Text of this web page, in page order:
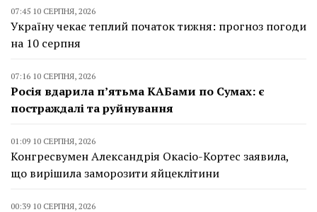
07:45 10 СЕРПНЯ, 2026
Україну чекає теплий початок тижня: прогноз погоди
на 10 серпня
07:16 10 СЕРПНЯ, 2026
Росія вдарила п’ятьма КАБами по Сумах: є
постраждалі та руйнування
01:09 10 СЕРПНЯ, 2026
Конгресвумен Александрія Окасіо-Кортес заявила,
що вирішила заморозити яйцеклітини
00:39 10 СЕРПНЯ, 2026